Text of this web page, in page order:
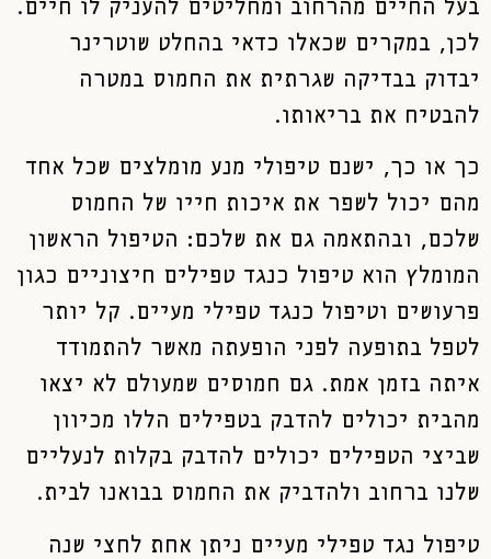
בעל החיים מהרחוב ומחליטים להעניק לו חיים.
לכן, במקרים שכאלו כדאי בהחלט שוטרינר
יבדוק בבדיקה שגרתית את החמוס במטרה
להבטיח את בריאותו.
כך או כך, ישנם טיפולי מנע מומלצים שכל אחד
מהם יכול לשפר את איכות חייו של החמוס
שלכם, ובהתאמה גם את שלכם: הטיפול הראשון
המומלץ הוא טיפול כנגד טפילים חיצוניים כגון
פרעושים וטיפול כנגד טפילי מעיים. קל יותר
לטפל בתופעה לפני הופעתה מאשר להתמודד
איתה בזמן אמת. גם חמוסים שמעולם לא יצאו
מהבית יכולים להדבק בטפילים הללו מכיוון
שביצי הטפילים יכולים להדבק בקלות לנעליים
שלנו ברחוב ולהדביק את החמוס בבואנו לבית.
טיפול נגד טפילי מעיים ניתן אחת לחצי שנה